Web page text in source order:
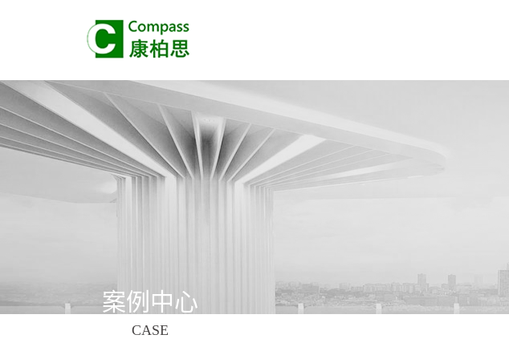
案例中心
CASE